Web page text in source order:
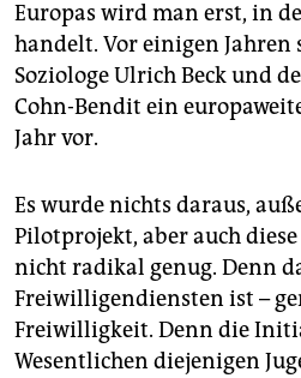
Europas wird man erst, in
handelt. Vor einigen Jahren
Soziologe Ulrich Beck und
Cohn-Bendit ein
Jahr vor.
Es wurde nichts daraus,
Pilotprojekt, aber auch
nicht radikal genug. Denn
Freiwilligendiensten ist –
Freiwilligkeit. Denn die
Wesentlichen diejenigen